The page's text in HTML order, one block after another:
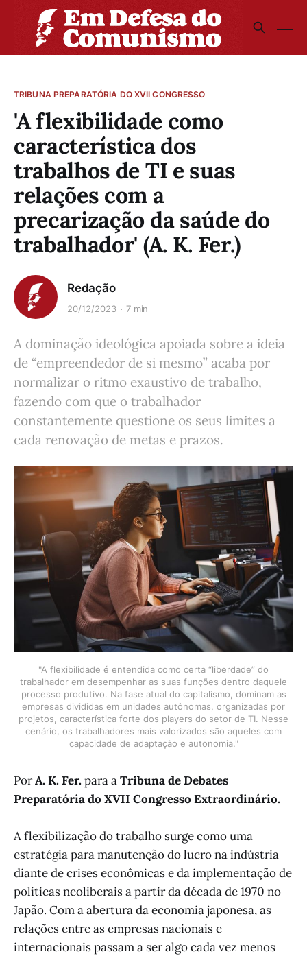
TRIBUNA PREPARATÓRIA DO XVII CONGRESSO
'A flexibilidade como
característica dos
trabalhos de TI e suas
relações com a
precarização da saúde do
trabalhador' (A. K. Fer.)
Redação
20/12/2023 7 min
A dominação ideológica apoiada sobre a ideia
de “empreendedor de si mesmo” acaba por
normalizar o ritmo exaustivo de trabalho,
fazendo com que o trabalhador
constantemente questione os seus limites a
cada renovação de metas e prazos.
"A flexibilidade é entendida como certa “liberdade” do
trabalhador em desempenhar as suas funções dentro daquele
processo produtivo. Na fase atual do capitalismo, dominam as
empresas divididas em unidades autônomas, organizadas por
projetos, característica forte dos players do setor de TI. Nesse
cenário, os trabalhadores mais valorizados são aqueles com
capacidade de adaptação e autonomia."
PorA. K. Fer.para aTribuna de Debates
Preparatória do XVII Congresso Extraordinário.
A flexibilização do trabalho surge como uma
estratégia para manutenção do lucro na indústria
diante de crises econômicas e da implementação de
políticas neoliberais a partir da década de 1970 no
Japão. Com a abertura da economia japonesa, as
relações entre as empresas nacionais e
internacionais passam a ser algo cada vez menos